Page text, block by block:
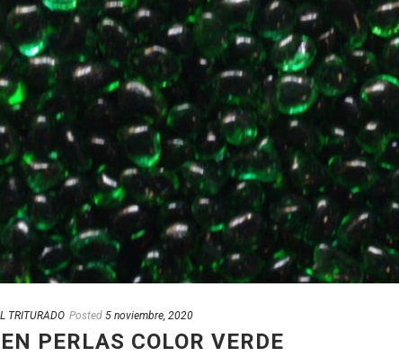
TRITURADO Posted 5 noviembre, 2020
PERLAS COLOR VERDE